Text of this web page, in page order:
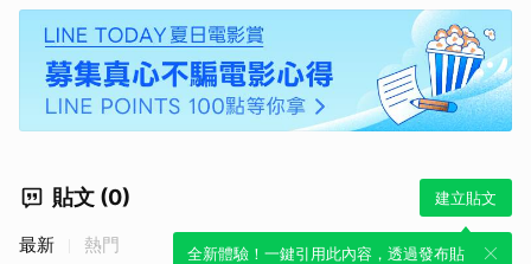
貼文 (0) 建立貼文
全新體驗！一鍵引用此內容，透過發布貼
最新 熱門